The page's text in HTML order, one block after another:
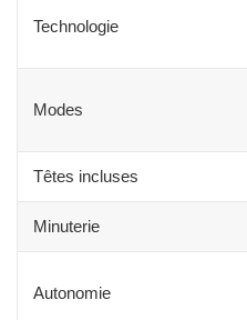
Technologie
Modes
Têtes incluses
Minuterie
Autonomie